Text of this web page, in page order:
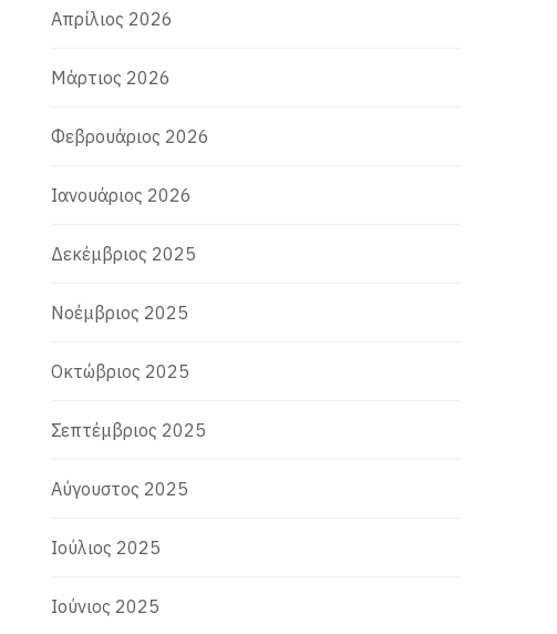
Απρίλιος 2026
Μάρτιος 2026
Φεβρουάριος 2026
Ιανουάριος 2026
Δεκέμβριος 2025
Νοέμβριος 2025
Οκτώβριος 2025
Σεπτέμβριος 2025
Αύγουστος 2025
Ιούλιος 2025
Ιούνιος 2025